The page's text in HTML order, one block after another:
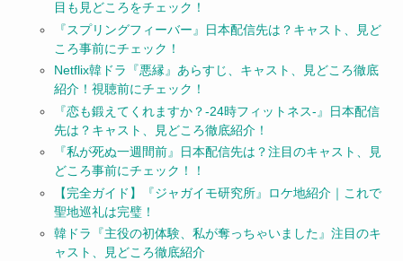
目も見どころをチェック！
『スプリングフィーバー』日本配信先は？キャスト、見ど
ころ事前にチェック！
Netflix韓ドラ『悪縁』あらすじ、キャスト、見どころ徹底
紹介！視聴前にチェック！
『恋も鍛えてくれますか？-24時フィットネス-』日本配信
先は？キャスト、見どころ徹底紹介！
『私が死ぬ一週間前』日本配信先は？注目のキャスト、見
どころ事前にチェック！！
【完全ガイド】『ジャガイモ研究所』ロケ地紹介｜これで
聖地巡礼は完璧！
韓ドラ『主役の初体験、私が奪っちゃいました』注目のキ
ャスト、見どころ徹底紹介